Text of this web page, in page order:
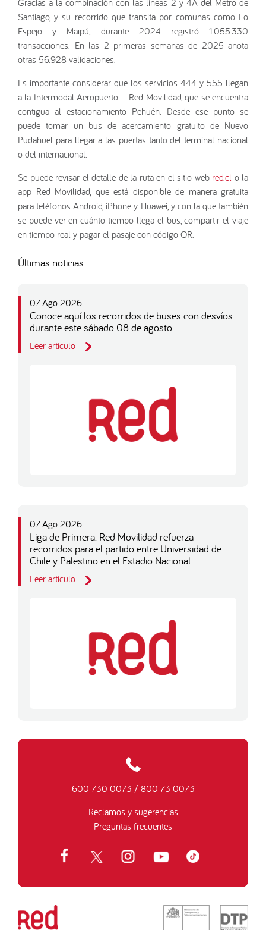
Santiago, y su recorrido que transita por comunas como Lo
Espejo y Maipú, durante 2024 registró 1.055.330
transacciones. En las 2 primeras semanas de 2025 anota
otras 56.928 validaciones.
Es importante considerar que los servicios 444 y 555 llegan
a la Intermodal Aeropuerto – Red Movilidad, que se encuentra
contigua al estacionamiento Pehuén. Desde ese punto se
puede tomar un bus de acercamiento gratuito de Nuevo
Pudahuel para llegar a las puertas tanto del terminal nacional
o del internacional.
Se puede revisar el detalle de la ruta en el sitio web red.cl o la
app Red Movilidad, que está disponible de manera gratuita
para teléfonos Android, iPhone y Huawei, y con la que también
se puede ver en cuánto tiempo llega el bus, compartir el viaje
en tiempo real y pagar el pasaje con código QR.
Últimas noticias
07 Ago 2026
Conoce aquí los recorridos de buses con desvíos
durante este sábado 08 de agosto
Leer artículo
07 Ago 2026
Liga de Primera: Red Movilidad refuerza
recorridos para el partido entre Universidad de
Chile y Palestino en el Estadio Nacional
Leer artículo
600 730 0073 / 800 73 0073
Reclamos y sugerencias
Preguntas frecuentes